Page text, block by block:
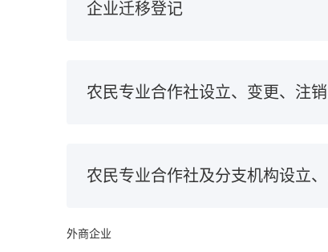
企业迁移登记
外商企业